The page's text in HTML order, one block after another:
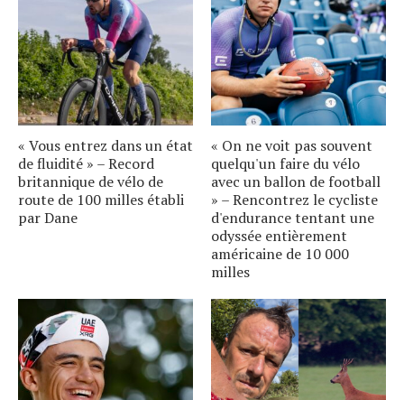
« Vous entrez dans un état
de fluidité » – Record
britannique de vélo de
route de 100 milles établi
par Dane
« On ne voit pas souvent
quelqu'un faire du vélo
avec un ballon de football
» – Rencontrez le cycliste
d'endurance tentant une
odyssée entièrement
américaine de 10 000
milles